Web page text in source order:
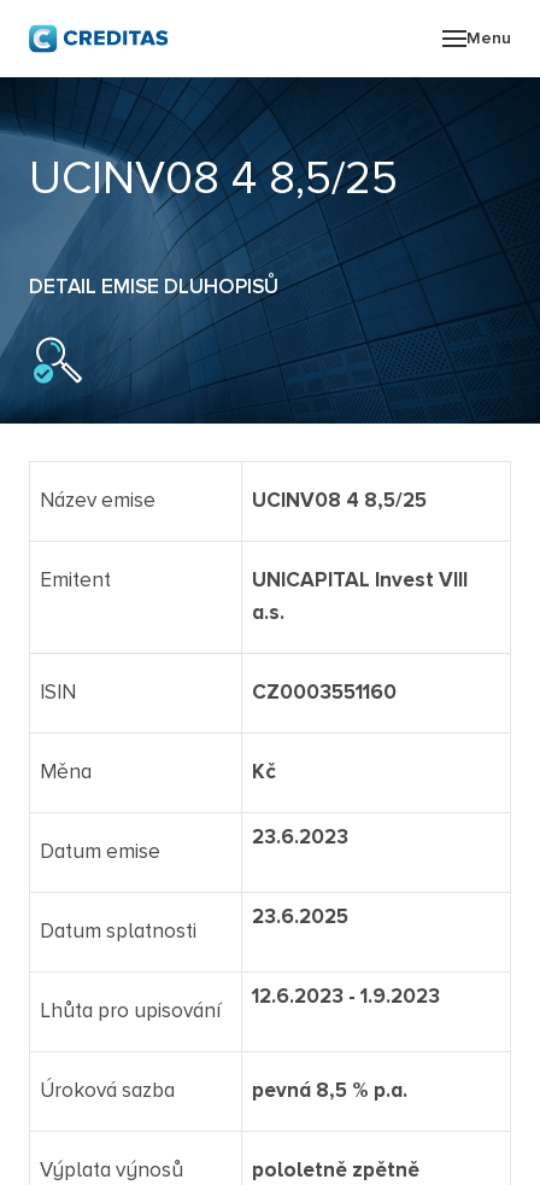
Menu
PRO
UCINV08 4 8,5/25
DETAIL EMISE DLUHOPISŮ
Název emise UCINV08 4 8,5/25
Emitent
UNICAPITAL Invest VIII
a.s.
ISIN CZ0003551160
Měna Kč
Datum emise
23.6.2023
Datum splatnosti
23.6.2025
Lhůta pro upisování
12.6.2023 - 1.9.2023
Úroková sazba pevná 8,5 % p.a.
Výplata výnosů pololetně zpětně